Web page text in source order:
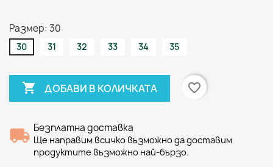
Размер: 30
30 31 32 33 34 35
 ДОБАВИ В КОЛИЧКАТА favorite_border
Безплатна доставка
Ще направим всичко възможно да доставим
продуктите възможно най-бързо.